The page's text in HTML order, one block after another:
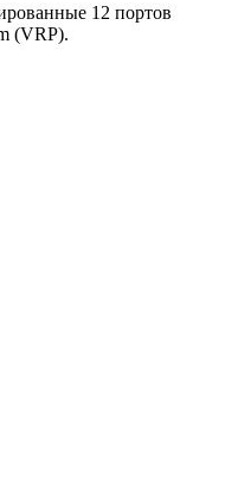
12 портов
(VRP).